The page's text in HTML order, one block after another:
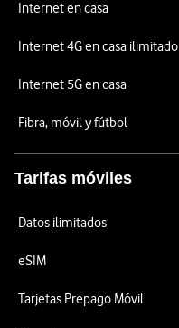
Internet en casa
Internet 4G en casa ilimitado
Internet 5G en casa
Fibra, móvil y fútbol
Tarifas móviles
Datos ilimitados
eSIM
Tarjetas Prepago Móvil